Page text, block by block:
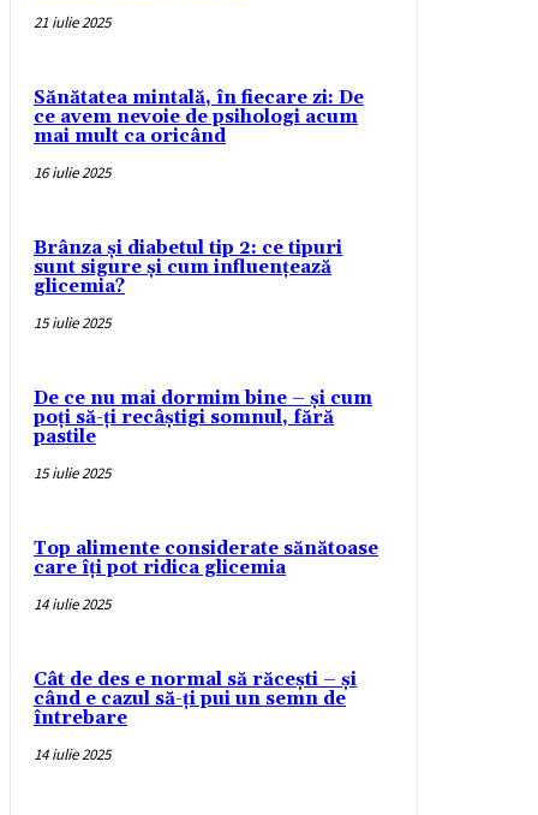
21 iulie 2025
Sănătatea mintală, în fiecare zi: De
ce avem nevoie de psihologi acum
mai mult ca oricând
16 iulie 2025
Brânza și diabetul tip 2: ce tipuri
sunt sigure și cum influențează
glicemia?
15 iulie 2025
De ce nu mai dormim bine – și cum
poți să-ți recâștigi somnul, fără
pastile
15 iulie 2025
Top alimente considerate sănătoase
care îți pot ridica glicemia
14 iulie 2025
Cât de des e normal să răcești – și
când e cazul să-ți pui un semn de
întrebare
14 iulie 2025